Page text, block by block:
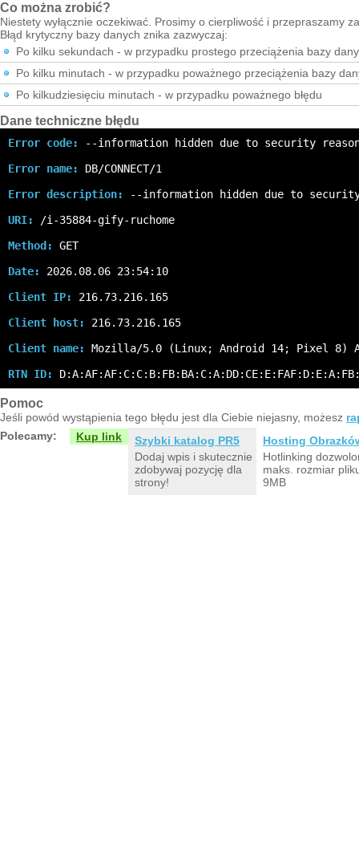
Co można zrobić?
Niestety wyłącznie oczekiwać. Prosimy o cierpliwość i przepraszamy
Błąd krytyczny bazy danych znika zazwyczaj:
Po kilku sekundach - w przypadku prostego przeciążenia bazy
Po kilku minutach - w przypadku poważnego przeciążenia bazy
Po kilkudziesięciu minutach - w przypadku poważnego błędu
Dane techniczne błędu
Error code:
--information hidden due to security
Error name:
DB/CONNECT/1
Error description:
--information hidden due to
URI:
/i-35884-gify-ruchome
Method:
GET
Date:
2026.08.06 23:54:10
Client IP:
216.73.216.165
Client host:
216.73.216.165
Client name:
Mozilla/5.0 (Linux; Android 14; Pixel 8)
RTN ID:
Pomoc
Jeśli powód wystąpienia tego błędu jest dla Ciebie niejasny, możesz
Polecamy:
Kup link
Szybki katalog PR5
Dodaj wpis i skutecznie
zdobywaj pozycję dla
strony!
Hosting
Hotlinking
maks. rozmiar
9MB